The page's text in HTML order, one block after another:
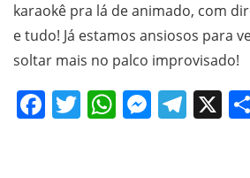
karaokê pra lá de animado, com
e tudo! Já estamos ansiosos para
soltar mais no palco improvisado!
Facebook
Twitter
WhatsApp
X